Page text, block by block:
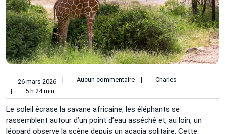
26 mars 2026 | Aucun commentaire |
Charles
|
5 h 24 min
Le soleil écrase la savane africaine, les éléphants se
rassemblent autour d’un point d’eau asséché et, au loin, un
léopard observe la scène depuis un acacia solitaire. Cette